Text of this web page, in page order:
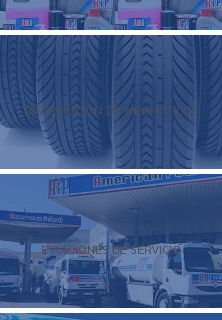
DISTRIBUCIÓN DE NEUMÁTICOS
ESTACIONES DE SERVICIO